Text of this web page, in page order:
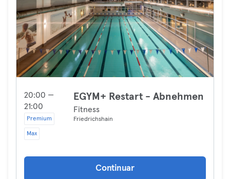
20:00 —
21:00
Premium
Max
EGYM+ Restart - Abnehmen
Fitness
Friedrichshain
Continuar